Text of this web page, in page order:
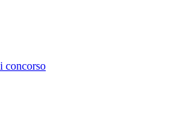
concorso